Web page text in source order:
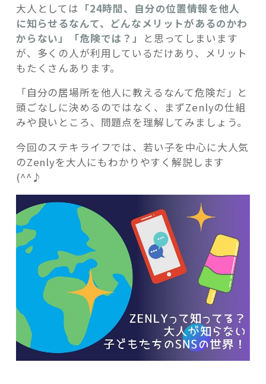
大人としては 「24時間、自分の位置情報を他人
に知らせるなんて、どんなメリットがあるのかわ
からない」「危険では？」
と思ってしまいます
が、多くの人が利用しているだけあり、メリット
もたくさんあります。
「自分の居場所を他人に教えるなんて危険だ」と
頭ごなしに決めるのではなく、まずZenlyの仕組
みや良いところ、問題点を理解してみましょう。
今回のステキライフでは、若い子を中心に大人気
のZenlyを大人にもわかりやすく解説します
(^^♪